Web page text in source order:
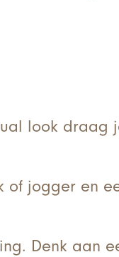
look draag
of jogger en
Denk aan